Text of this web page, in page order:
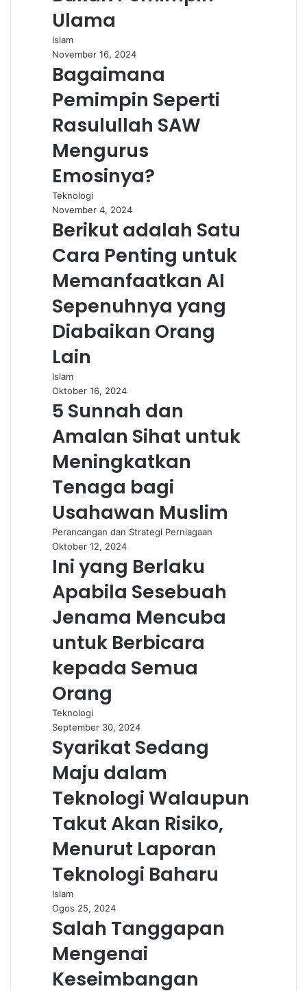
Ulama
Islam
November 16, 2024
Bagaimana
Pemimpin Seperti
Rasulullah SAW
Mengurus
Emosinya?
Teknologi
November 4, 2024
Berikut adalah Satu
Cara Penting untuk
Memanfaatkan AI
Sepenuhnya yang
Diabaikan Orang
Lain
Islam
Oktober 16, 2024
5 Sunnah dan
Amalan Sihat untuk
Meningkatkan
Tenaga bagi
Usahawan Muslim
Perancangan dan Strategi Perniagaan
Oktober 12, 2024
Ini yang Berlaku
Apabila Sesebuah
Jenama Mencuba
untuk Berbicara
kepada Semua
Orang
Teknologi
September 30, 2024
Syarikat Sedang
Maju dalam
Teknologi Walaupun
Takut Akan Risiko,
Menurut Laporan
Teknologi Baharu
Islam
Ogos 25, 2024
Salah Tanggapan
Mengenai
Keseimbangan